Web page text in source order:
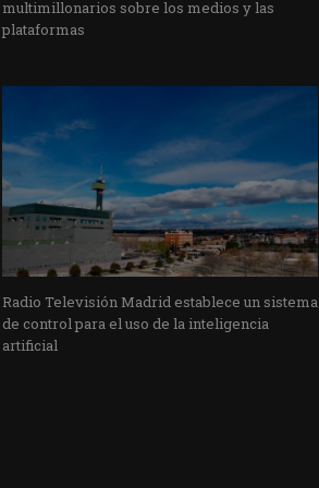
multimillonarios sobre los medios y las
plataformas
Radio Televisión Madrid establece un sistema
de control para el uso de la inteligencia
artificial